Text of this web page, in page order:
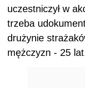
uczestniczył w
trzeba
drużynie
mężczyzn - 25